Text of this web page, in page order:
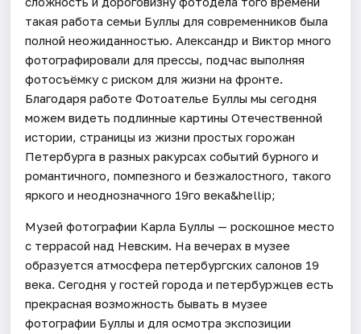
такая работа семьи Буллы для современников была
полной неожиданностью. Александр и Виктор много
фотографировали для прессы, подчас выполняя
фотосъёмку с риском для жизни на фронте.
Благодаря работе Фотоателье Буллы мы сегодня
можем видеть подлинные картины Отечественной
истории, страницы из жизни простых горожан
Петербурга в разных ракурсах событий бурного и
романтичного, помпезного и безжалостного, такого
яркого и неоднозначного 19го века&hellip;
Музей фотографии Карла Буллы — роскошное место
с террасой над Невским. На вечерах в музее
образуется атмосфера петербургских салонов 19
века. Сегодня у гостей города и петербуржцев есть
прекрасная возможность бывать в музее
фотографии Буллы и для осмотра экспозиции